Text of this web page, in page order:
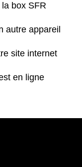
box SFR
autre appareil
site internet
en ligne